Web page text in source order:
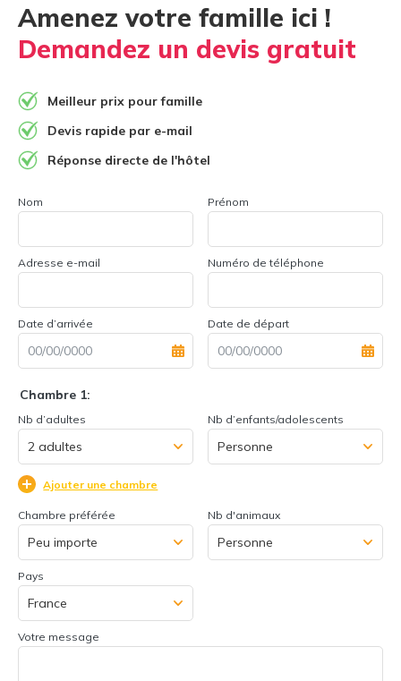
Amenez votre famille ici !
Demandez un devis gratuit
Meilleur prix pour famille
Devis rapide par e-mail
Réponse directe de l'hôtel
Nom Prénom
Adresse e-mail Numéro de téléphone
Date d’arrivée Date de départ
Chambre 1:
Nb d’adultes Nb d’enfants/adolescents
Ajouter une chambre
Chambre préférée Nb d'animaux
Pays
Votre message